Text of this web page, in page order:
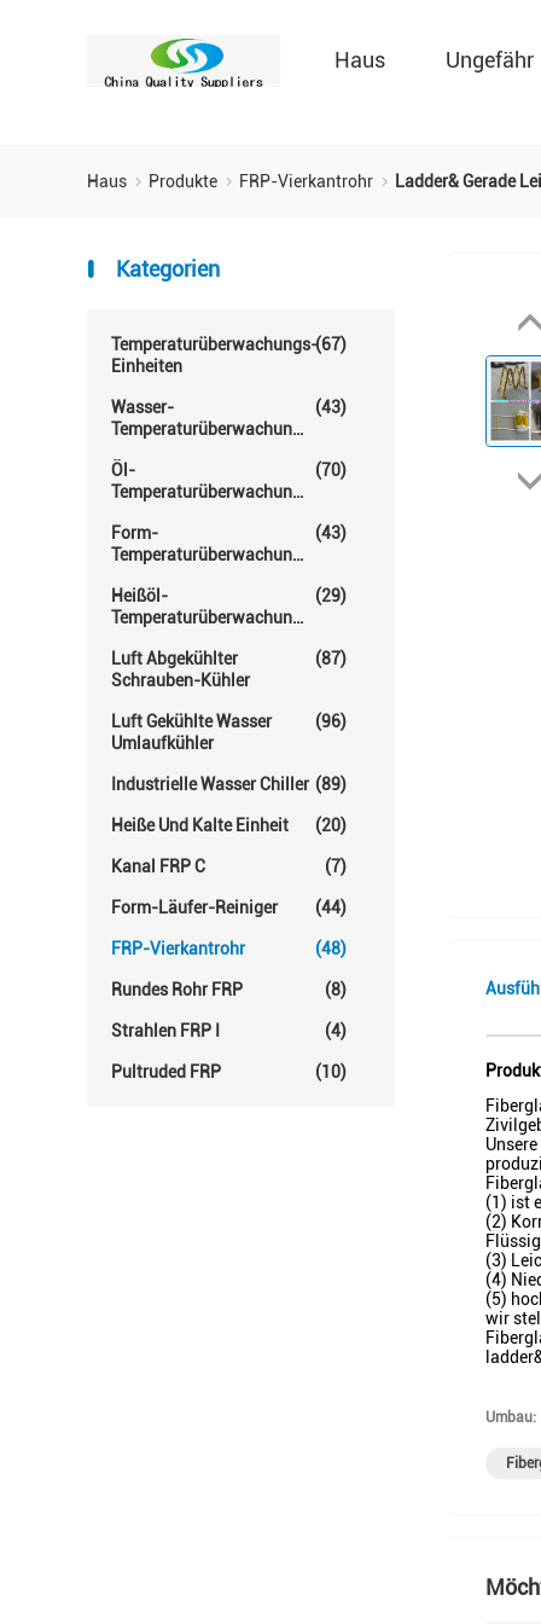
Haus Ungefähr
Haus Produkte FRP-Vierkantrohr Ladder& Gerade
Kategorien
Temperaturüberwachungs-
Einheiten
(67)
Wasser-
Temperaturüberwachungs-
(43)
Öl-
Temperaturüberwachungs-
(70)
Form-
Temperaturüberwachungs-
(43)
Heißöl-
Temperaturüberwachungs-
(29)
Luft Abgekühlter
Schrauben-Kühler
(87)
Luft Gekühlte Wasser
Umlaufkühler
(96)
Industrielle Wasser Chiller (89)
Heiße Und Kalte Einheit (20)
Kanal FRP C (7)
Form-Läufer-Reiniger (44)
FRP-Vierkantrohr (48)
Rundes Rohr FRP (8)
Strahlen FRP I (4)
Pultruded FRP (10)
(1) ist
(2)
(3)
(4)
(5)
wir
Umbau: